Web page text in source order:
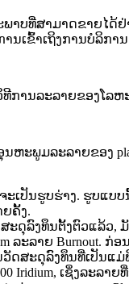
ບທີ່ສາມາດຂາຍໄດ້ຢ່
ນເຂົ້າເຖິງການບໍລິກາ
ານລະລາຍຂອງໂລຫະ
ະພູມລະລາຍຂອງ
ເປັນຮູບຮ່າງ. ຮູບແບບ
ຄັ້ງ.
ດຸລົງທຶນຕັ້ງຕົວແລ້ວ,
ະລາຍ Burnout. ກ່ອ
ວັດສະດຸລົງທຶນທີ່ເປັນແມ່
ເຊິ່ງລະລາຍ